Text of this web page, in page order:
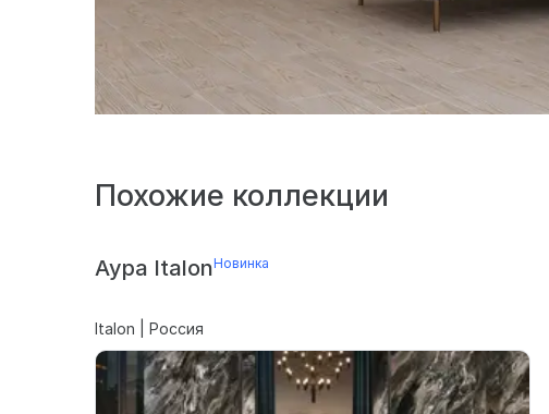
Похожие коллекции
Аура ItalonНовинка
Italon | Россия